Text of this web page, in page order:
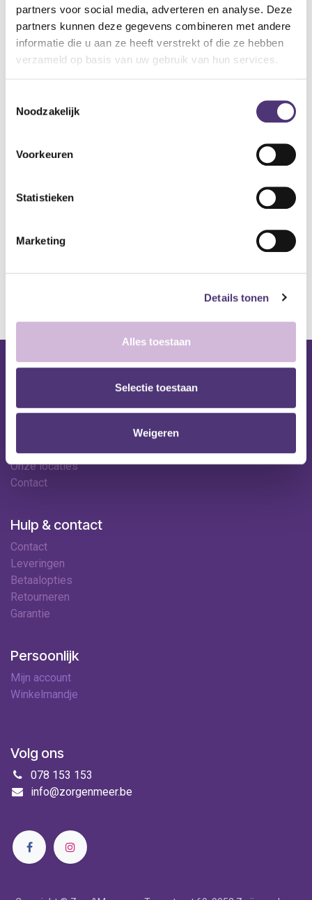
partners voor social media, adverteren en analyse. Deze
partners kunnen deze gegevens combineren met andere
informatie die u aan ze heeft verstrekt of die ze hebben
verzameld op basis van uw gebruik van hun services.
Noodzakelijk
Voorkeuren
Statistieken
Marketing
Details tonen
Alles toestaan
Selectie toestaan
Weigeren
maken en kunnen tot 100 keer worden gebruiktn. Dankzij het
meegeleverde opbergdoosje kan je de doppen veilig en
proper opbergen.
13,39€
Aan winkelmandje toevoegen
Huren
Ledenkorting
Onze locaties
Contact
Hulp & contact
Contact
Leveringen
Betaalopties
Retourneren
Garantie
Persoonlijk
Mijn account
Winkelmandje
Volg ons
078 153 153
info@zorgenmeer.be